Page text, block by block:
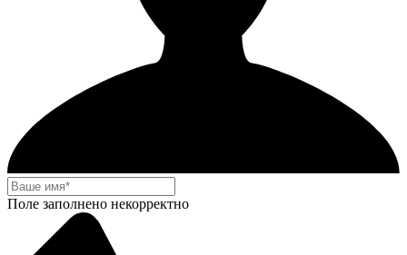
Поле заполнено некорректно